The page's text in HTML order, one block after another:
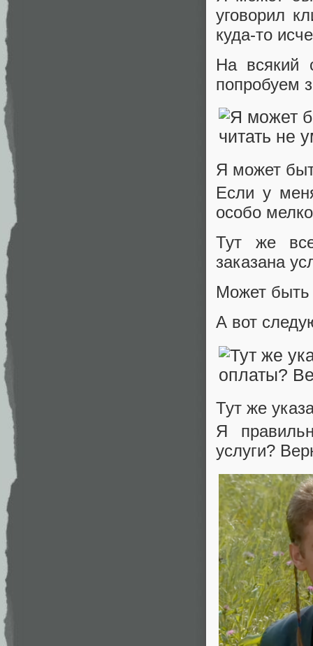
уговорил
куда-то
На всякий
попробуем
Я может
Если у
особо
Тут же
заказана
Может быть
А вот
Тут же
Я
услуги?